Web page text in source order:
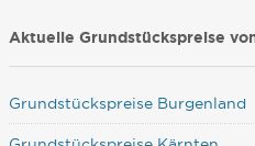
Aktuelle Grundstückspreise
Grundstückspreise Burgenland